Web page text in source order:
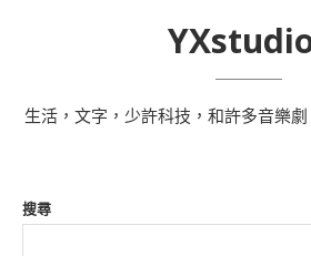
生活，文字，少許科技，和許多音樂
搜尋